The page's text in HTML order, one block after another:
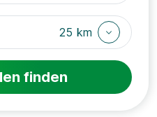
25 km
finden